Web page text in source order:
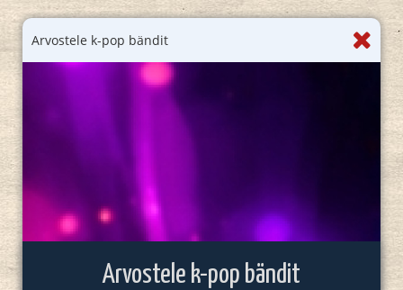
Arvostele k-pop bändit
Arvostele k-pop bändit